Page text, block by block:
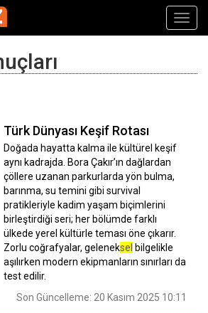
Türk Dünyası Keşif Rotası
Doğada hayatta kalma ile kültürel keşif
aynı kadrajda. Bora Çakır’ın dağlardan
çöllere uzanan parkurlarda yön bulma,
barınma, su temini gibi survival
pratikleriyle kadim yaşam biçimlerini
birleştirdiği seri; her bölümde farklı
ülkede yerel kültürle teması öne çıkarır.
Zorlu coğrafyalar, geleneksel bilgelikle
aşılırken modern ekipmanların sınırları da
test edilir.
Son Güncelleme: 20 Kasım 2025 10:11